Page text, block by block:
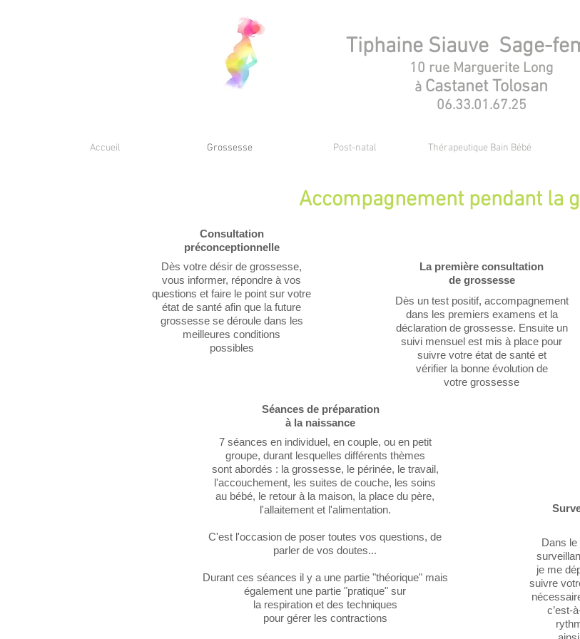
Tiphaine Siauve Sage-
10 rue Marguerite Long
à Castanet Tolosan
06.33.01.67.25
Accueil Grossesse Post-natal Thérapeutique Bain Bébé
Accompagnement pendant la
Consultation
préconceptionnelle
Dès votre désir de grossesse,
vous informer, répondre à vos
questions et faire le point sur votre
état de santé afin que la future
grossesse se déroule dans les
meilleures conditions
possibles
La première consultation
de grossesse
Dès un test positif, accompagnement
dans les premiers examens et la
déclaration de grossesse. Ensuite un
suivi mensuel est mis à place pour
suivre votre état de santé et
vérifier la bonne évolution de
votre grossesse
Séances de préparation
à la naissance
7 séances en individuel, en couple, ou en petit
groupe, durant lesquelles différents thèmes
sont abordés : la grossesse, le périnée, le travail,
l'accouchement, les suites de couche, les soins
au bébé, le retour à la maison, la place du père,
l'allaitement et l'alimentation.
C'est l'occasion de poser toutes vos questions, de
parler de vos doutes...
Durant ces séances il y a une partie "théorique" mais
également une partie "pratique" sur
la respiration et des techniques
pour gérer les contractions
Dans le
je me
suivre
c’est-